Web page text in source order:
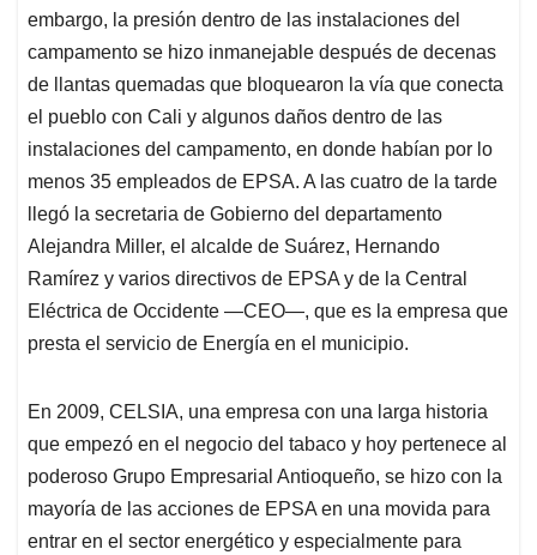
embargo, la presión dentro de las instalaciones del
campamento se hizo inmanejable después de decenas
de llantas quemadas que bloquearon la vía que conecta
el pueblo con Cali y algunos daños dentro de las
instalaciones del campamento, en donde habían por lo
menos 35 empleados de EPSA. A las cuatro de la tarde
llegó la secretaria de Gobierno del departamento
Alejandra Miller, el alcalde de Suárez, Hernando
Ramírez y varios directivos de EPSA y de la Central
Eléctrica de Occidente —CEO—, que es la empresa que
presta el servicio de Energía en el municipio.
En 2009, CELSIA, una empresa con una larga historia
que empezó en el negocio del tabaco y hoy pertenece al
poderoso Grupo Empresarial Antioqueño, se hizo con la
mayoría de las acciones de EPSA en una movida para
entrar en el sector energético y especialmente para